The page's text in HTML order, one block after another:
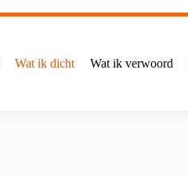
Wat ik dicht Wat ik verwoord